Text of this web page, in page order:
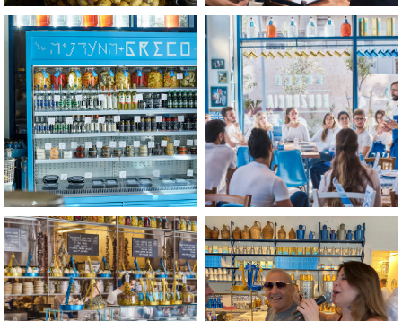
לפתיחת
התמונה
בגדול
-
+
לפתיחת
התמונה
בגדול
-
+
לפתיחת
התמונה
בגדול
-
+
לפתיחת
התמונה
בגדול
-
+